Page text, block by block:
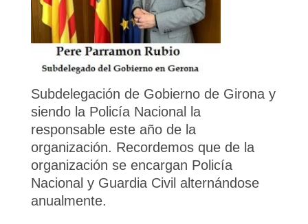
Subdelegación de Gobierno de Girona y
siendo la Policía Nacional la
responsable este año de la
organización. Recordemos que de la
organización se encargan Policía
Nacional y Guardia Civil alternándose
anualmente.